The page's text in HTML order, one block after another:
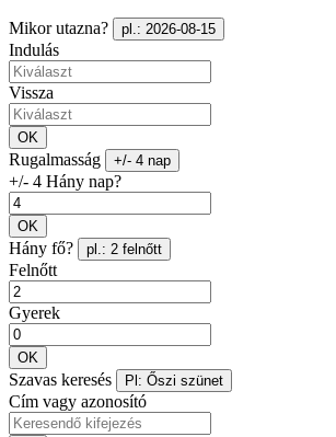
Mikor utazna? pl.: 2026-08-15
Indulás
Vissza
OK
Rugalmasság +/- 4 nap
+/- 4 Hány nap?
OK
Hány fő? pl.: 2 felnőtt
Felnőtt
Gyerek
OK
Szavas keresés Pl: Őszi szünet
Cím vagy azonosító